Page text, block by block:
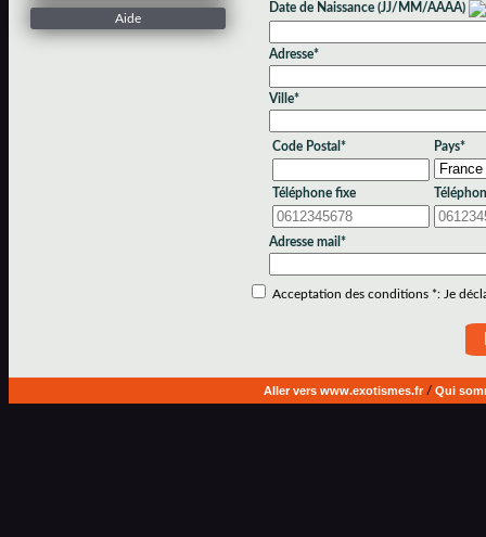
Aide
Date de Naissance (JJ/MM/AAAA)
Adresse*
Ville*
Code Postal* Pays*
Téléphone fixe
Adresse mail*
Acceptation des conditions *: Je
Aller vers www.exotismes.fr/ Qui